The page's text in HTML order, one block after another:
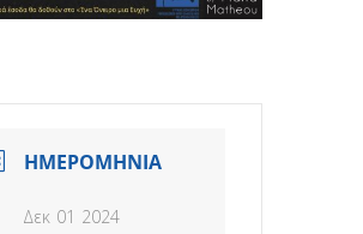
ΗΜΕΡΟΜΗΝΙΑ
Δεκ 01 2024